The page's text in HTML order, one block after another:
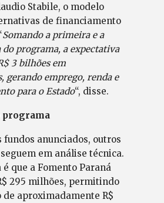
Stabile, o modelo
de financiamento
Somando a primeira e a
do programa, a expectativa
3 bilhões em
gerando emprego, renda e
para o Estado“, disse.
programa
fundos anunciados, outros
em análise técnica.
que a Fomento Paraná
295 milhões, permitindo
de aproximadamente R$